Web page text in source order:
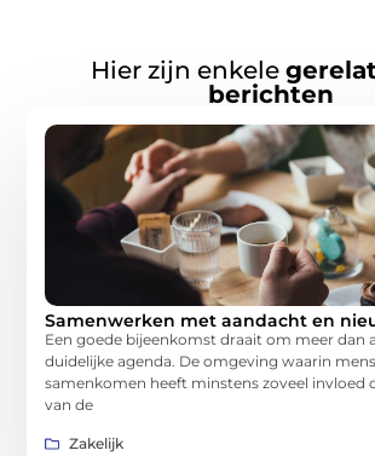
Hier zijn enkele
berichten
Samenwerken met aandacht en
Een goede bijeenkomst draait om meer dan
duidelijke agenda. De omgeving waarin
samenkomen heeft minstens zoveel invloed
van de
Zakelijk